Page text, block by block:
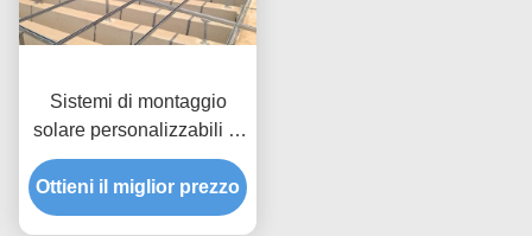
Sistemi di montaggio
solare personalizzabili in
base alle dimensioni del
pannello, pressione del
vento fino a 80 m/s,
Ottieni il miglior prezzo